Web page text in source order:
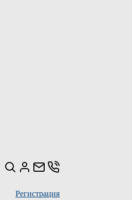
Регистрация